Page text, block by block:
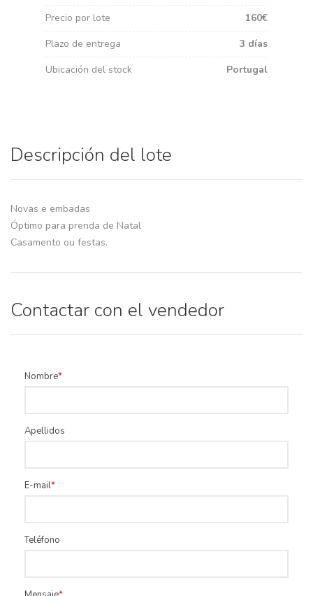
Precio por lote
160€
Plazo de entrega
3 días
Ubicación del stock
Portugal
Descripción del lote
Novas e embadas
Óptimo para prenda de Natal
Casamento ou festas.
Contactar con el vendedor
Nombre
Apellidos
E-mail
Teléfono